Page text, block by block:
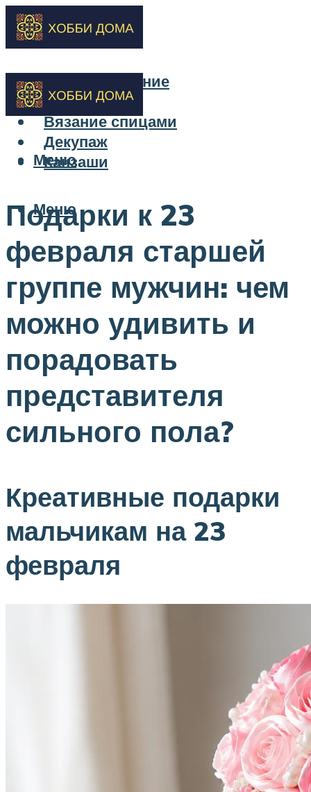
Бисероплетение
Вышивка
Вязание спицами
Декупаж
Канзаши
Меню
Меню
Подарки к 23
февраля старшей
группе мужчин: чем
можно удивить и
порадовать
представителя
сильного пола?
Креативные подарки
мальчикам на 23
февраля